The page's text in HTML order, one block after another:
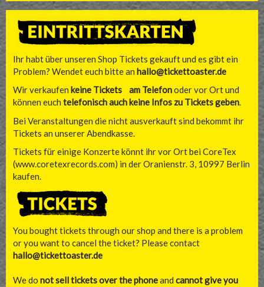
Ihr habt über unseren Shop Tickets gekauft und es gibt ein
Problem? Wendet euch bitte an hallo@tickettoaster.de
Wir verkaufen keine Tickets am Telefonoder vor Ort und
können euch telefonisch auch keine Infos zu Tickets geben.
Bei Veranstaltungen die nicht ausverkauft sind bekommt ihr
Tickets an unserer Abendkasse.
Tickets für einige Konzerte könnt ihr vor Ort bei CoreTex
(www.coretexrecords.com) in der Oranienstr. 3, 10997 Berlin
kaufen.
You bought tickets through our shop and there is a problem
or you want to cancel the ticket? Please contact
hallo@tickettoaster.de
We do not sell tickets over the phoneand cannot give you